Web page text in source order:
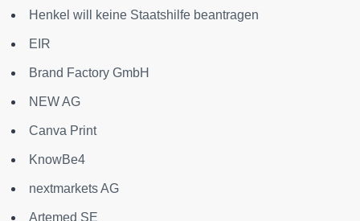
Henkel will keine Staatshilfe beantragen
EIR
Brand Factory GmbH
NEW AG
Canva Print
KnowBe4
nextmarkets AG
Artemed SE